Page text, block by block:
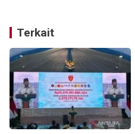
Terkait